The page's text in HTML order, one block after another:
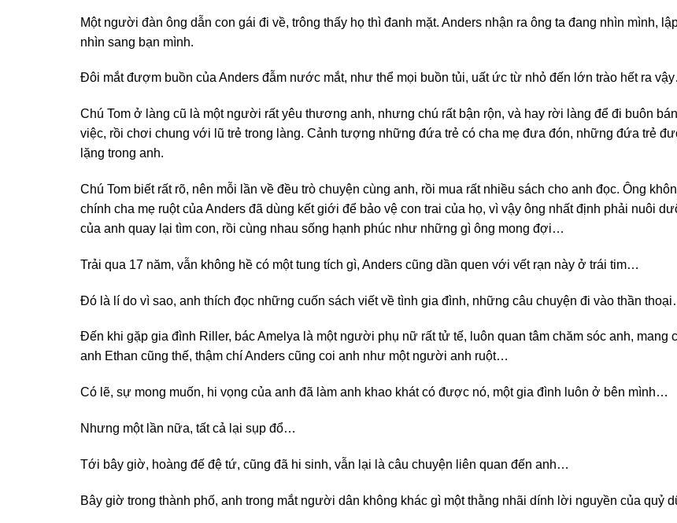
Một người đàn ông dẫn con gái đi về, trông thấy họ thì đanh mặt. Anders nhận ra ông ta đang nhìn mình,
nhìn sang bạn mình.
Đôi mắt đượm buồn của Anders đẫm nước mắt, như thể mọi buồn tủi, uất ức từ nhỏ đến lớn trào hết ra
Chú Tom ở làng cũ là một người rất yêu thương anh, nhưng chú rất bận rộn, và hay rời làng để đi buôn
việc, rồi chơi chung với lũ trẻ trong làng. Cảnh tượng những đứa trẻ có cha mẹ đưa đón, những đứa trẻ
lặng trong anh.
Chú Tom biết rất rõ, nên mỗi lần về đều trò chuyện cùng anh, rồi mua rất nhiều sách cho anh đọc. Ông
chính cha mẹ ruột của Anders đã dùng kết giới để bảo vệ con trai của họ, vì vậy ông nhất định phải nuôi
của anh quay lại tìm con, rồi cùng nhau sống hạnh phúc như những gì ông mong đợi…
Trải qua 17 năm, vẫn không hề có một tung tích gì, Anders cũng dần quen với vết rạn này ở trái tim…
Đó là lí do vì sao, anh thích đọc những cuốn sách viết về tình gia đình, những câu chuyện đi vào thần
Đến khi gặp gia đình Riller, bác Amelya là một người phụ nữ rất tử tế, luôn quan tâm chăm sóc anh,
anh Ethan cũng thế, thậm chí Anders cũng coi anh như một người anh ruột…
Có lẽ, sự mong muốn, hi vọng của anh đã làm anh khao khát có được nó, một gia đình luôn ở bên mình…
Nhưng một lần nữa, tất cả lại sụp đổ…
Tới bây giờ, hoàng đế đệ tứ, cũng đã hi sinh, vẫn lại là câu chuyện liên quan đến anh…
Bây giờ trong thành phố, anh trong mắt người dân không khác gì một thằng nhãi dính lời nguyền của quỷ